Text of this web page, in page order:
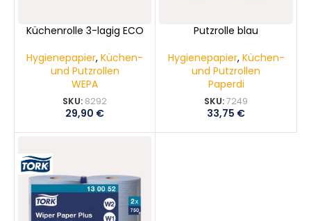
Küchenrolle 3-lagig ECO
Hygienepapier, Küchen-
und Putzrollen
WEPA
SKU: 8292
29,90 €
Putzrolle blau
Hygienepapier, Küchen-
und Putzrollen
Paperdi
SKU:7249
33,75 €